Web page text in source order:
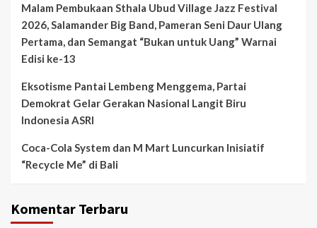
Malam Pembukaan Sthala Ubud Village Jazz Festival
2026, Salamander Big Band, Pameran Seni Daur Ulang
Pertama, dan Semangat “Bukan untuk Uang” Warnai
Edisi ke-13
Eksotisme Pantai Lembeng Menggema, Partai
Demokrat Gelar Gerakan Nasional Langit Biru
Indonesia ASRI
Coca-Cola System dan M Mart Luncurkan Inisiatif
“Recycle Me” di Bali
Komentar Terbaru